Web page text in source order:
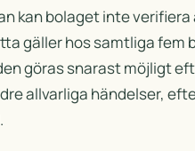
kan bolaget inte
gäller hos samtliga fem
göras snarast möjligt
allvarliga händelser,